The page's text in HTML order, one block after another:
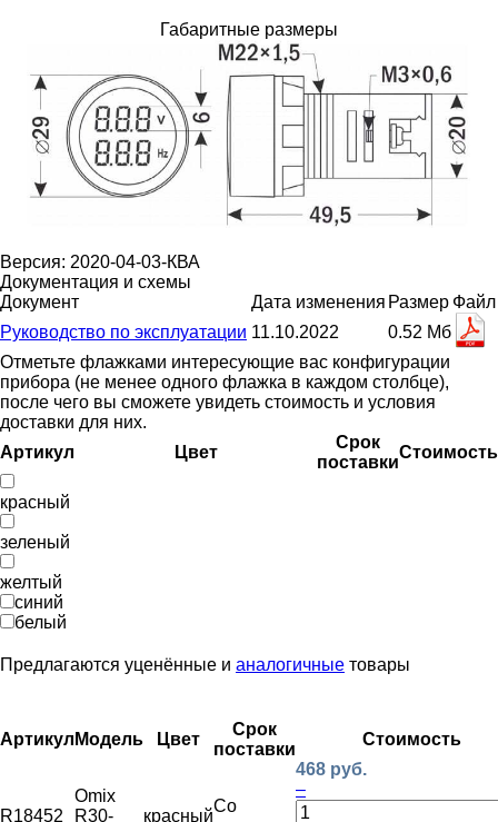
Габаритные размеры
Версия: 2020-04-03-КВА
Документация и схемы
Документ
Дата изменения Размер Файл
Руководство по эксплуатации 11.10.2022
0.52 Мб
Отметьте флажками интересующие вас конфигурации
прибора (не менее одного флажка в каждом столбце),
после чего вы сможете увидеть стоимость и условия
доставки для них.
Артикул
Цвет
Срок
поставки
Стоимость
красный
зеленый
желтый
синий
белый
Предлагаются уценённые и аналогичные товары
Артикул Модель Цвет
Срок
поставки
Стоимость
R18452
Omix
R30-
красный
Со
468 руб.
–